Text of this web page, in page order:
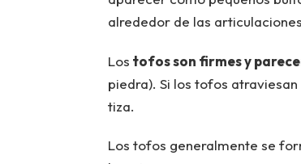
alrededor de las
Los tofos son firmes y
piedra). Si los tofos
tiza.
Los tofos generalmente se